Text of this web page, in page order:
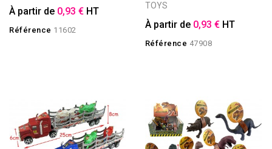
À partir de 0,93 € HT
Référence 11602
TOYS
À partir de 0,93 € HT
Référence 47908